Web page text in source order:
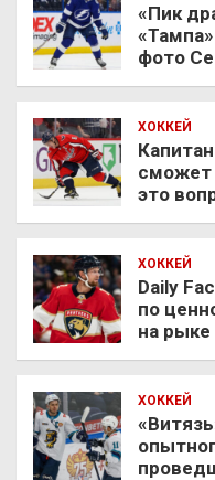
«Пик
фото
ХОККЕЙ
сможет
это
ХОККЕЙ
Daily
по
на
ХОККЕЙ